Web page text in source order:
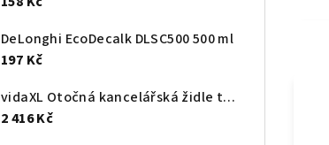
DeLonghi EcoDecalk DLSC500 500 ml
197 Kč
vidaXL Otočná kancelářská židle tmavě zelená textil
2 416 Kč